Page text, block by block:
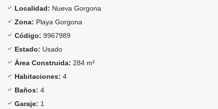
Localidad: Nueva Gorgona
Zona: Playa Gorgona
Código: 9967989
Estado: Usado
Área Construida: 284 m²
Habitaciones: 4
Baños: 4
Garaje: 1